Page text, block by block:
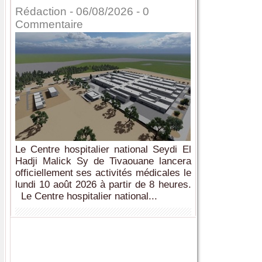
Rédaction - 06/08/2026 - 0
Commentaire
Le Centre hospitalier national Seydi El
Hadji Malick Sy de Tivaouane lancera
officiellement ses activités médicales le
lundi 10 août 2026 à partir de 8 heures.
Le Centre hospitalier national...